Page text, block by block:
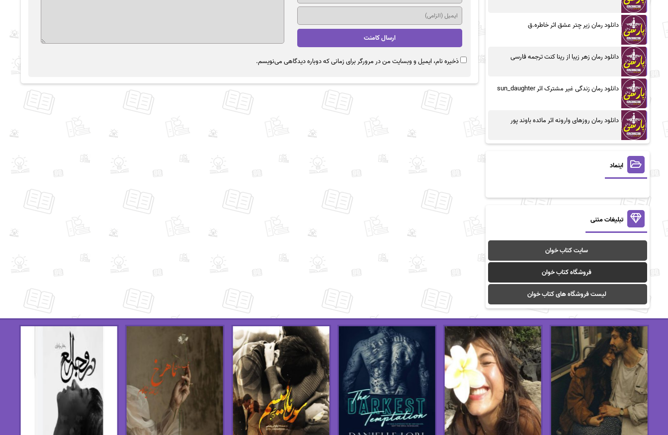
ذخیره نام، ایمیل و وبسایت من در مرورگر برای زمانی که دوباره دیدگاهی می‌نویسم.
دانلود رمان زیر چتر عشق اثر خاطره.ق
دانلود رمان زهر زیبا از رینا کنت ترجمه فارسی
دانلود رمان زندگی غیر مشترک اثر sun_daughter
دانلود رمان روزهای وارونه اثر مائده باوند پور
اینماد
تبلیغات متنی
سایت کتاب خوان
فروشگاه کتاب خوان
لیست فروشگاه های کتاب خوان